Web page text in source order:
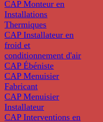
CAP Monteur en
Installations
Thermiques
CAP Installateur en
froid et
conditionnement d'air
CAP Ébéniste
CAP Menuisier
Fabricant
CAP Menuisier
Installateur
CAP Interventions en